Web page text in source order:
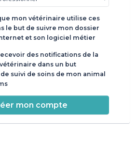
mon vétérinaire utilise ces
le but de suivre mon dossier
et son logiciel métier
des notifications de la
dans un but
suivi de soins de mon animal
mon compte